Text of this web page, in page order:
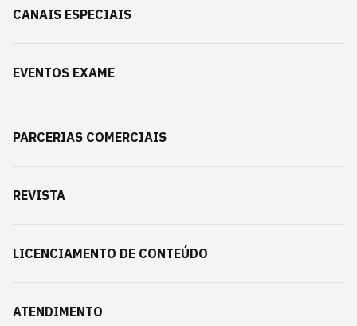
CANAIS ESPECIAIS
EVENTOS EXAME
PARCERIAS COMERCIAIS
REVISTA
LICENCIAMENTO DE CONTEÚDO
ATENDIMENTO